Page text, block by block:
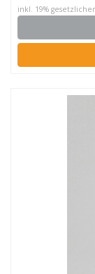
inkl. 19%